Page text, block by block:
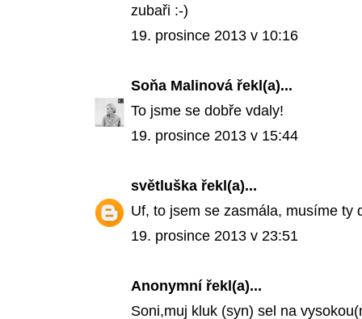
zubaři :-)
19. prosince 2013 v 10:16
Soňa Malinová řekl(a)...
To jsme se dobře vdaly!
19. prosince 2013 v 15:44
světluška řekl(a)...
Uf, to jsem se zasmála, musíme ty
19. prosince 2013 v 23:51
Anonymní řekl(a)...
Soni,muj kluk (syn) sel na